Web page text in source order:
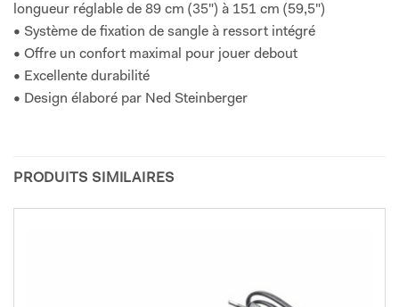
longueur réglable de 89 cm (35") à 151 cm (59,5")
• Système de fixation de sangle à ressort intégré
• Offre un confort maximal pour jouer debout
• Excellente durabilité
• Design élaboré par Ned Steinberger
PRODUITS SIMILAIRES